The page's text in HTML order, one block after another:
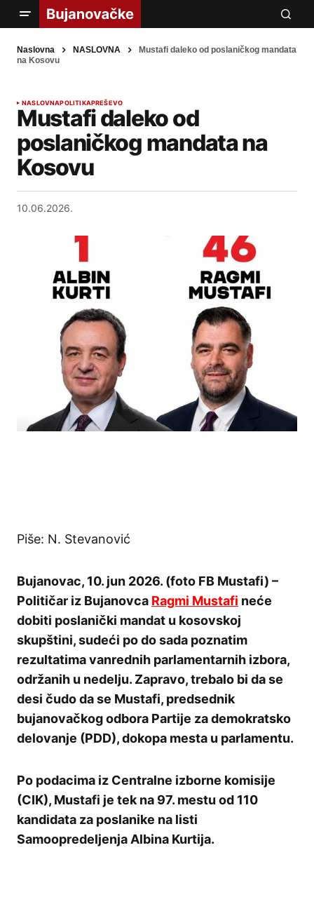
Naslovna NASLOVNA
Mustafi daleko od poslaničkog mandata
na Kosovu
NASLOVNAPOLITIKAPREŠEVO
Mustafi daleko od
poslaničkog mandata na
Kosovu
10.06.2026.
Piše: N. Stevanović
Bujanovac, 10. jun 2026. (foto FB Mustafi) –
Političar iz Bujanovca Ragmi Mustafi neće
dobiti poslanički mandat u kosovskoj
skupštini, sudeći po do sada poznatim
rezultatima vanrednih parlamentarnih izbora,
održanih u nedelju. Zapravo, trebalo bi da se
desi čudo da se Mustafi, predsednik
bujanovačkog odbora Partije za demokratsko
delovanje (PDD), dokopa mesta u parlamentu.
Po podacima iz Centralne izborne komisije
(CIK), Mustafi je tek na 97. mestu od 110
kandidata za poslanike na listi
Samoopredeljenja Albina Kurtija.